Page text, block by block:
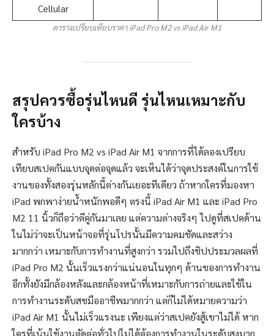
Cellular
ตารางเปรียบเทียบราคา iPad Pro M2 vs iPad Air M1
สรุปควรซื้อรุ่นไหนดี รุ่นไหนเหมาะกับ
ใครบ้าง
สำหรับ iPad Pro M2 vs iPad Air M1 จากการที่ได้ลองเปรียบ
เทียบสเปคกันแบบจุดต่อจุดแล้ว จะเห็นได้ว่าจุดประสงค์ในการใช้
งานของทั้งสองรุ่นหลักนี้ต่างกันเยอะทีเดียว ถ้าหากใครที่มองหา
iPad พกพาง่ายน้ำหนักพอดีๆ ตรงนี้ iPad Air M1 และ iPad Pro
M2 11 นิ้วก็ถือว่าตีคู่กันมาเลย แต่ความต่างจริงๆ ไปดูที่สเปคด้าน
ในไม่ว่าจะเป็นหน้าจอที่รุ่นโปรนั้นมีความคมชัดและสว่าง
มากกว่า เหมาะกับการทำงานที่สูงกว่า รวมไปถึงชิปประมวลผลที่
iPad Pro M2 นั้นเร็วแรงกว่าแน่นอนในทุกๆ ด้านของการทำงาน
อีกทั้งยังมีกล้องหลังและกล้องหน้าที่เหมาะกับการถ่ายและใช้ใน
การทำงานระดับสชมืออาชีพมากกว่า แต่ก็ไม่ได้หมายความว่า
iPad Air M1 นั้นไม่เร็วแรงนะ เพียงแต่ว่าสเปคยังสู้เขาไม่ได้ หาก
ใครที่เน้นใช้งานตัดต่อทั่วไปไม่ได้ต้องการทำงานในระดับสูงมาก